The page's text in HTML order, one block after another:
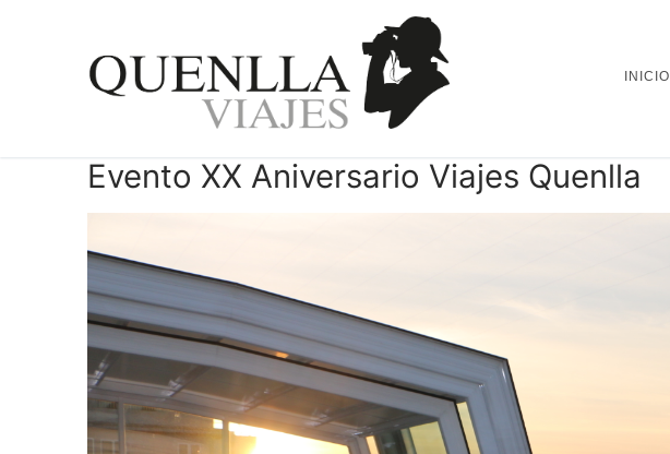
INICIO
Evento XX Aniversario Viajes Quenlla